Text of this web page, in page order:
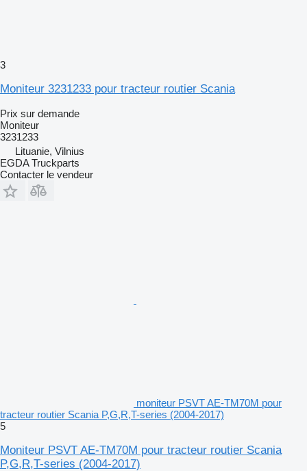
3
Moniteur 3231233 pour tracteur routier Scania
Prix sur demande
Moniteur
3231233
Lituanie, Vilnius
EGDA Truckparts
Contacter le vendeur
moniteur PSVT AE-TM70M pour
tracteur routier Scania P,G,R,T-series (2004-2017)
5
Moniteur PSVT AE-TM70M pour tracteur routier Scania
P,G,R,T-series (2004-2017)